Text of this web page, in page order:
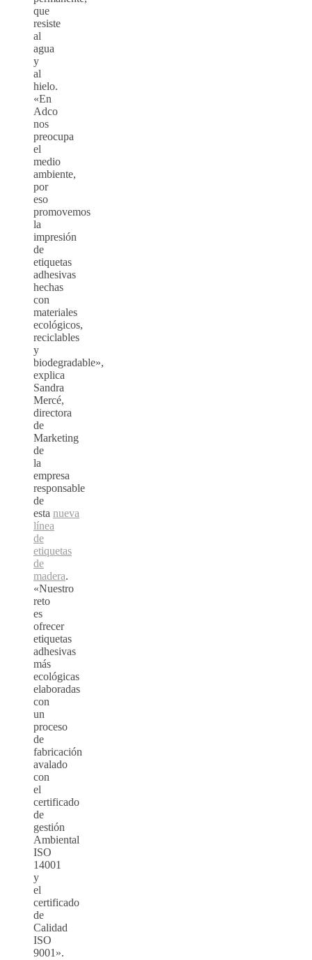
que
resiste
al
agua
y
al
hielo.
«En
Adco
nos
preocupa
el
medio
ambiente,
por
eso
promovemos
la
impresión
de
etiquetas
adhesivas
hechas
con
materiales
ecológicos,
reciclables
y
biodegradable»,
explica
Sandra
Mercé,
directora
de
Marketing
de
la
empresa
responsable
de
esta nueva
línea
de
etiquetas
de
madera.
«Nuestro
reto
es
ofrecer
etiquetas
adhesivas
más
ecológicas
elaboradas
con
un
proceso
de
fabricación
avalado
con
el
certificado
de
gestión
Ambiental
ISO
14001
y
el
certificado
de
Calidad
ISO
9001».